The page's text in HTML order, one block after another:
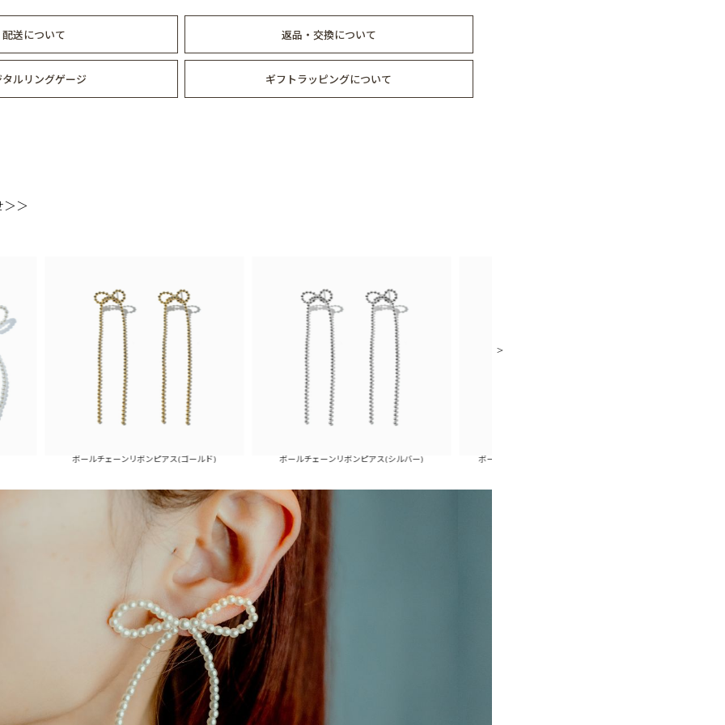
配送について 返品・交換について
ルリングゲージ ギフトラッピングについて
＞＞
ボールチェーンリボンピアス(ゴールド) ボールチェーンリボンピアス(シルバー) ボールチェーンリボンイヤリング(ゴールド)